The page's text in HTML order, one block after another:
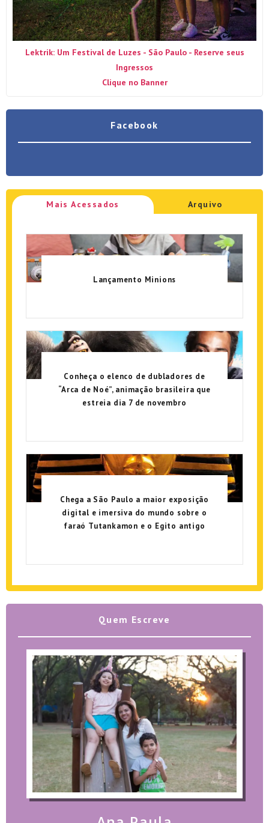
Lektrik: Um Festival de Luzes - São Paulo - Reserve seus
Ingressos
Clique no Banner
Facebook
Mais Acessados Arquivo
Lançamento Minions
Conheça o elenco de dubladores de
“Arca de Noé”, animação brasileira que
estreia dia 7 de novembro
Chega a São Paulo a maior exposição
digital e imersiva do mundo sobre o
faraó Tutankamon e o Egito antigo
Quem Escreve